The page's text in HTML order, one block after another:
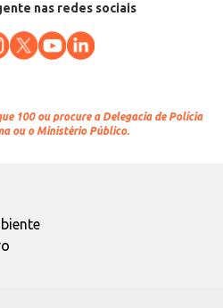
nas redes sociais
100 ou procure a Delegacia de Polícia
ou o Ministério Público.